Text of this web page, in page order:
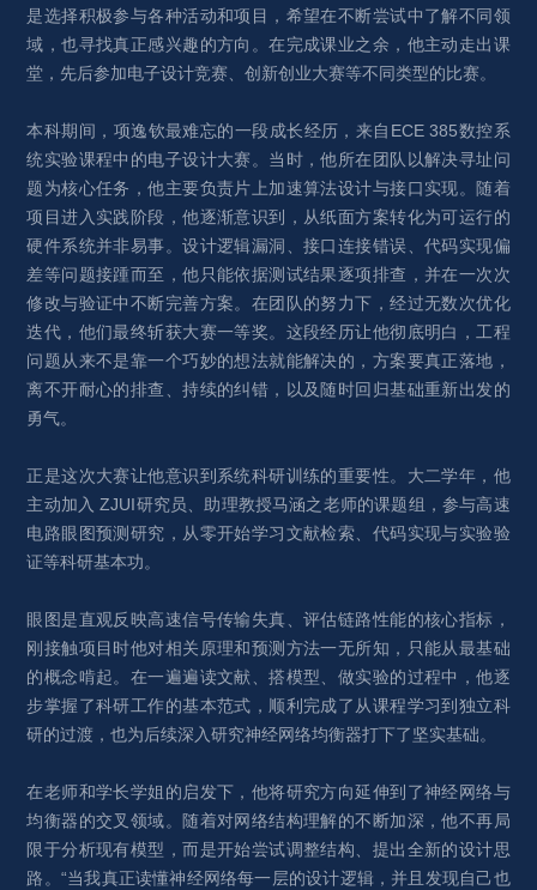
是选择积极参与各种活动和项目，希望在不断尝试中了解不同领
域，也寻找真正感兴趣的方向。在完成课业之余，他主动走出课
堂，先后参加电子设计竞赛、创新创业大赛等不同类型的比赛。
本科期间，项逸钦最难忘的一段成长经历，来自ECE 385数控系
统实验课程中的电子设计大赛。当时，他所在团队以解决寻址问
题为核心任务，他主要负责片上加速算法设计与接口实现。随着
项目进入实践阶段，他逐渐意识到，从纸面方案转化为可运行的
硬件系统并非易事。设计逻辑漏洞、接口连接错误、代码实现偏
差等问题接踵而至，他只能依据测试结果逐项排查，并在一次次
修改与验证中不断完善方案。在团队的努力下，经过无数次优化
迭代，他们最终斩获大赛一等奖。这段经历让他彻底明白，工程
问题从来不是靠一个巧妙的想法就能解决的，方案要真正落地，
离不开耐心的排查、持续的纠错，以及随时回归基础重新出发的
勇气。
正是这次大赛让他意识到系统科研训练的重要性。大二学年，他
主动加入 ZJUI研究员、助理教授马涵之老师的课题组，参与高速
电路眼图预测研究，从零开始学习文献检索、代码实现与实验验
证等科研基本功。
眼图是直观反映高速信号传输失真、评估链路性能的核心指标，
刚接触项目时他对相关原理和预测方法一无所知，只能从最基础
的概念啃起。在一遍遍读文献、搭模型、做实验的过程中，他逐
步掌握了科研工作的基本范式，顺利完成了从课程学习到独立科
研的过渡，也为后续深入研究神经网络均衡器打下了坚实基础。
在老师和学长学姐的启发下，他将研究方向延伸到了神经网络与
均衡器的交叉领域。随着对网络结构理解的不断加深，他不再局
限于分析现有模型，而是开始尝试调整结构、提出全新的设计思
路。“当我真正读懂神经网络每一层的设计逻辑，并且发现自己也